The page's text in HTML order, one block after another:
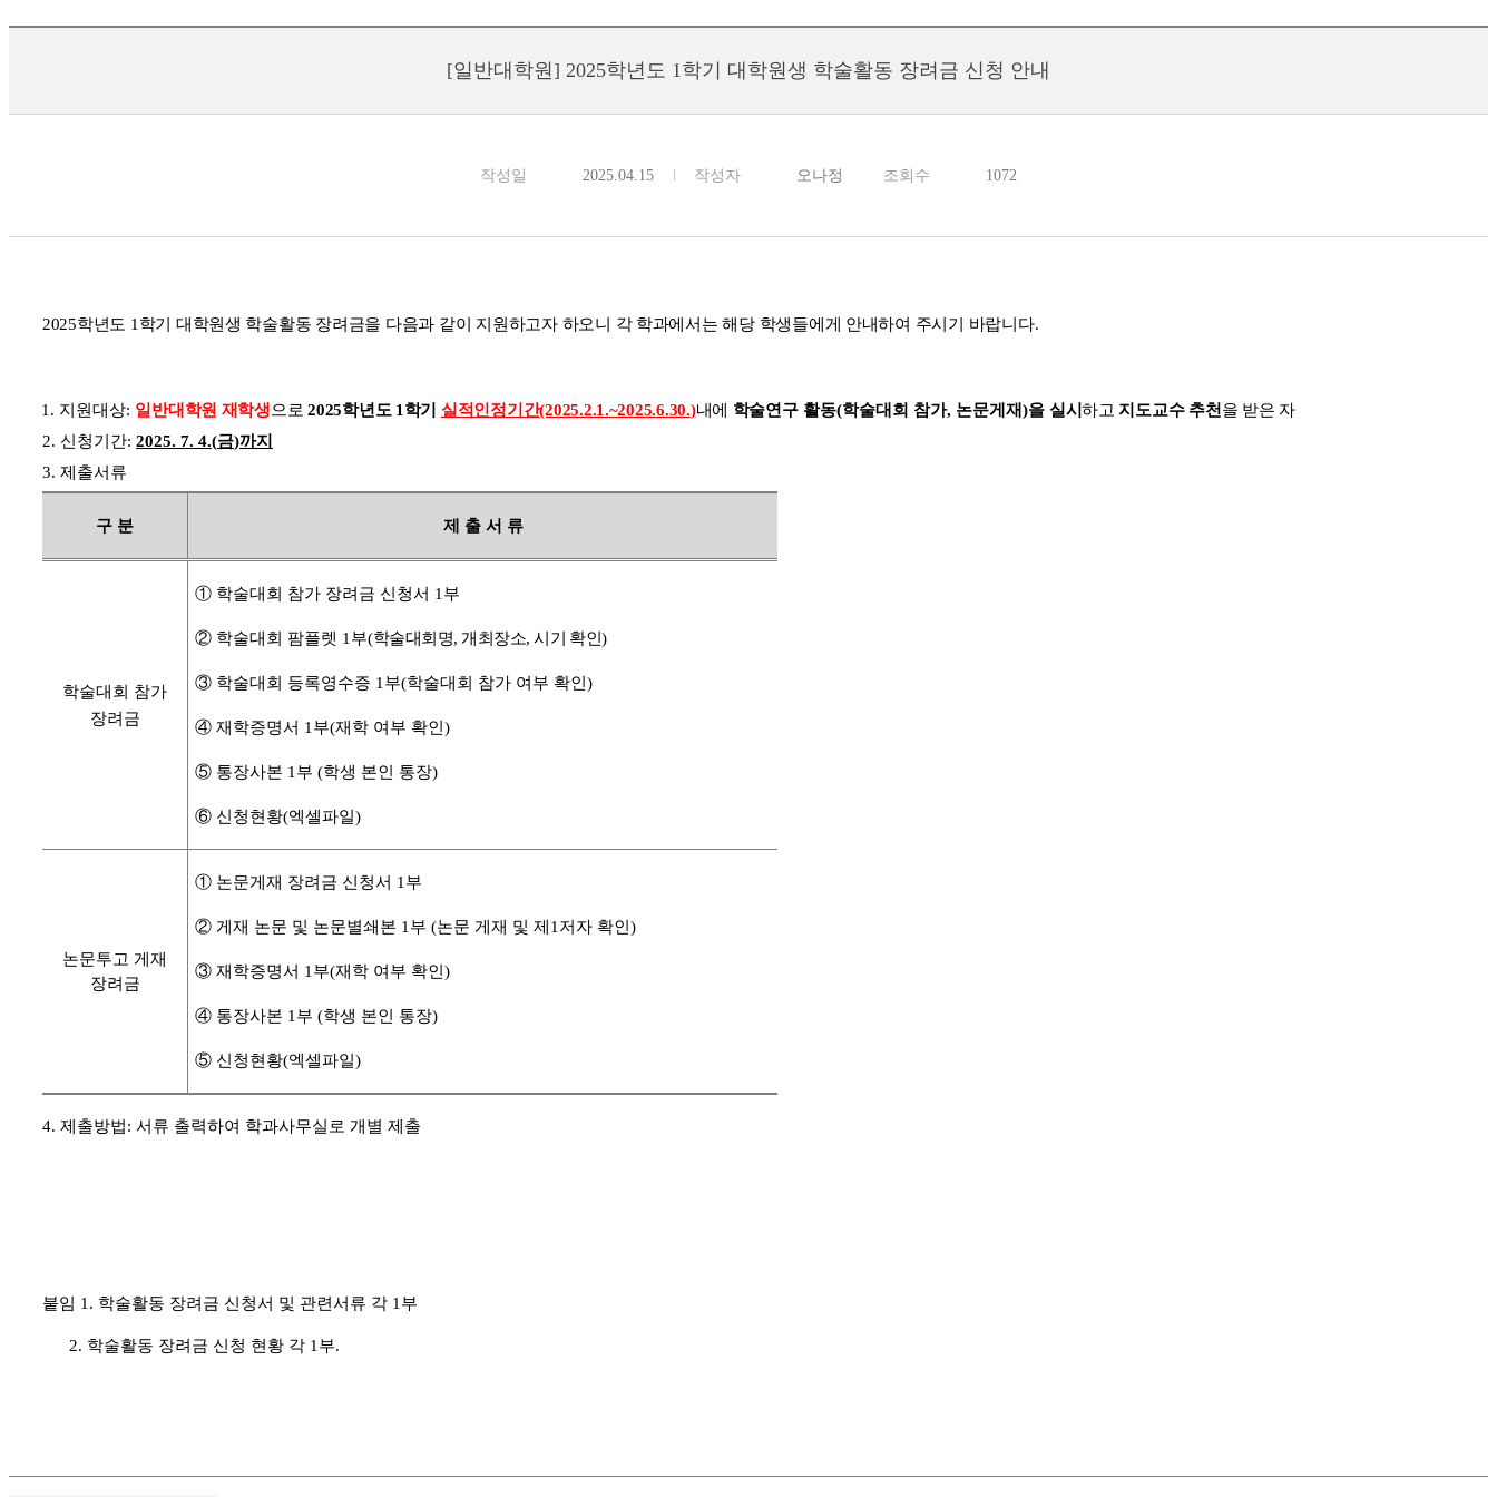
[일반대학원] 2025학년도 1학기 대학원생 학술활동 장려금 신청 안내
작성일 2025.04.15 작성자 오나정 조회수 1072
2025학년도 1 학기 대학원생 학술활동 장려금을 다음과 같이 지원하고자 하오니 각 학과에서는 해당 학생들에게 안내하여 주시기 바랍니다.
1. 지원대상: 일반대학원 재학생으로2025학년도 1 학기 실적인정기간(2025.2.1.~2025.6.30.)내에 학술연구 활동(학술대회 참가, 논문게재)을 실시하고 지도교수 추천 을 받은 자
2. 신청기간: 2025. 7. 4.(금)까지
3. 제출서류
구 분 제 출 서 류
학술대회 참가
장려금
① 학술대회 참가 장려금 신청서 1 부
② 학술대회 팜플렛 1 부(학술대회명, 개최장소,시기 확인)
③ 학술대회 등록영수증 1 부(학술대회 참가 여부 확인 )
④ 재학증명서 1 부(재학 여부 확인 )
⑤ 통장사본 1 부 (학생 본인 통장)
⑥ 신청현황(엑셀파일)
논문투고 게재
장려금
① 논문게재 장려금 신청서 1 부
② 게재 논문 및 논문별쇄본 1 부 (논문 게재 및 제 1 저자 확인 )
③ 재학증명서 1 부(재학 여부 확인 )
④ 통장사본 1 부 (학생 본인 통장)
⑤ 신청현황(엑셀파일)
4. 제출방법: 서류 출력하여 학과사무실로 개별 제출
붙임 1. 학술활동 장려금 신청서 및 관련서류 각 1 부
2. 학술활동 장려금 신청 현황 각 1 부.